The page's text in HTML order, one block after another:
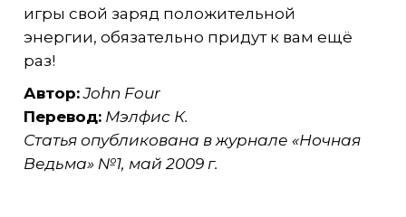
игры свой заряд положительной
энергии, обязательно придут к вам ещё
раз!
Автор: John Four
Перевод: Мэлфис К.
Статья опубликована в журнале «Ночная
Ведьма» №1, май 2009 г.